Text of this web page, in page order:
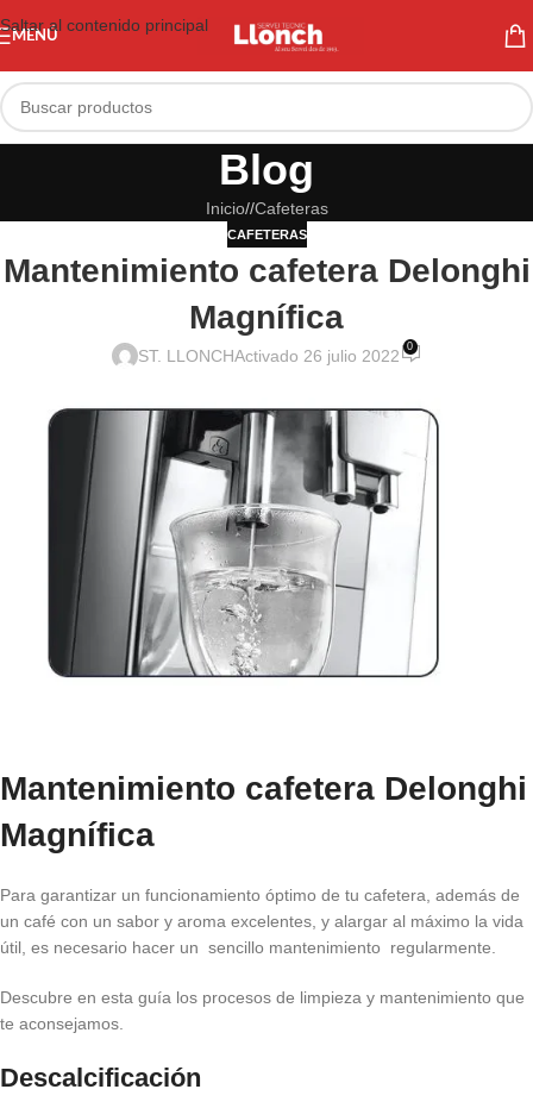
Saltar al contenido principal
MENÚ
Blog
Inicio/ Cafeteras
CAFETERAS
Mantenimiento cafetera Delonghi
Magnífica
ST. LLONCHActivado 26 julio 2022 0
Mantenimiento cafetera Delonghi
Magnífica
Para garantizar un funcionamiento óptimo de tu cafetera, además de
un café con un sabor y aroma excelentes, y alargar al máximo la vida
útil, es necesario hacer un sencillo mantenimiento regularmente.
Descubre en esta guía los procesos de limpieza y mantenimiento que
te aconsejamos.
Descalcificación